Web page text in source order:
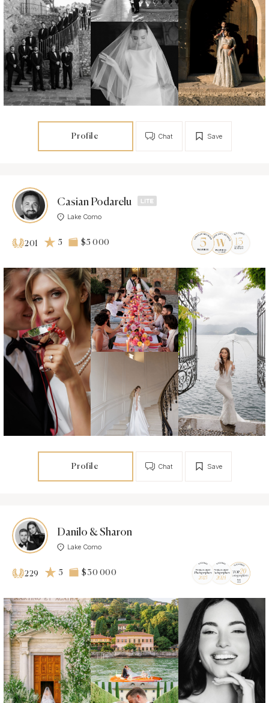
Profile Save
Chat
Casian Podarelu
Lake Como
201 5 $5 000
Profile Save
Chat
Danilo & Sharon
Lake Como
229 5 $30 000